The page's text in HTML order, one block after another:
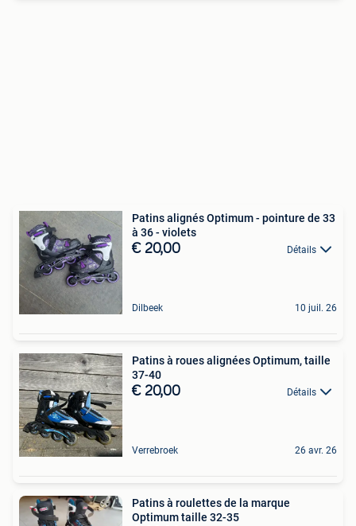
Patins alignés Optimum - pointure de 33
à 36 - violets
€ 20,00 Détails
Dilbeek 10 juil. 26
Patins à roues alignées Optimum, taille
37-40
€ 20,00 Détails
Verrebroek 26 avr. 26
Patins à roulettes de la marque
Optimum taille 32-35